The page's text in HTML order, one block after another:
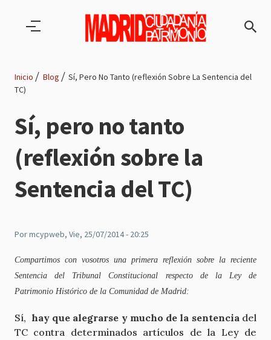
de
navegación
Inicio Blog
Sí, Pero No Tanto (reflexión Sobre La Sentencia del
TC)
Sí, pero no tanto
(reflexión sobre la
Sentencia del TC)
Pormcypweb, Vie, 25/07/2014 - 20:25
Compartimos con vosotros una primera reflexión sobre la reciente
Sentencia del Tribunal Constitucional respecto de la Ley de
Patrimonio Histórico de la Comunidad de Madrid:
Sí, hay que alegrarse y mucho de la sentenciadel
TC contra determinados artículos de la Ley de